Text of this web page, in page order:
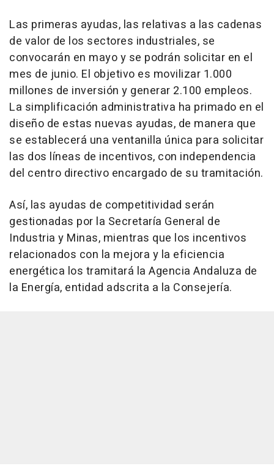
Las primeras ayudas, las relativas a las cadenas
de valor de los sectores industriales, se
convocarán en mayo y se podrán solicitar en el
mes de junio. El objetivo es movilizar 1.000
millones de inversión y generar 2.100 empleos.
La simplificación administrativa ha primado en el
diseño de estas nuevas ayudas, de manera que
se establecerá una ventanilla única para solicitar
las dos líneas de incentivos, con independencia
del centro directivo encargado de su tramitación.
Así, las ayudas de competitividad serán
gestionadas por la Secretaría General de
Industria y Minas, mientras que los incentivos
relacionados con la mejora y la eficiencia
energética los tramitará la Agencia Andaluza de
la Energía, entidad adscrita a la Consejería.